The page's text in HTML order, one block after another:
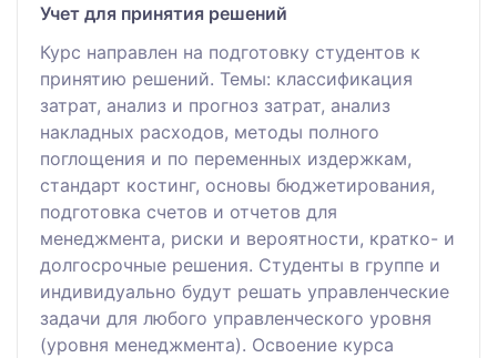
Учет для принятия решений
Курс направлен на подготовку студентов к
принятию решений. Темы: классификация
затрат, анализ и прогноз затрат, анализ
накладных расходов, методы полного
поглощения и по переменных издержкам,
стандарт костинг, основы бюджетирования,
подготовка счетов и отчетов для
менеджмента, риски и вероятности, кратко- и
долгосрочные решения. Студенты в группе и
индивидуально будут решать управленческие
задачи для любого управленческого уровня
(уровня менеджмента). Освоение курса